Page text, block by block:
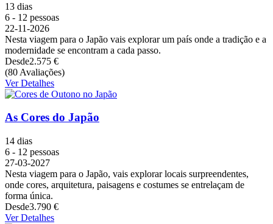
13 dias
6 - 12 pessoas
22-11-2026
Nesta viagem para o Japão vais explorar um país onde a tradição e a
modernidade se encontram a cada passo.
Desde2.575 €
(80 Avaliações)
Ver Detalhes
As Cores do Japão
14 dias
6 - 12 pessoas
27-03-2027
Nesta viagem para o Japão, vais explorar locais surpreendentes,
onde cores, arquitetura, paisagens e costumes se entrelaçam de
forma única.
Desde3.790 €
Ver Detalhes